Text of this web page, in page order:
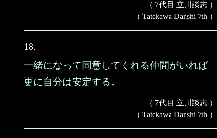
（ 7代目 立川談志 ）
（ Tatekawa Danshi 7th ）
18.
一緒になって同意してくれる仲間がいれば
更に自分は安定する。
（ 7代目 立川談志 ）
（ Tatekawa Danshi 7th ）